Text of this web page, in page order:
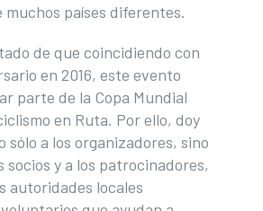
muchos países diferentes.
de que coincidiendo con
en 2016, este evento
parte de la Copa Mundial
en Ruta. Por ello, doy
sólo a los organizadores, sino
socios y a los patrocinadores,
autoridades locales